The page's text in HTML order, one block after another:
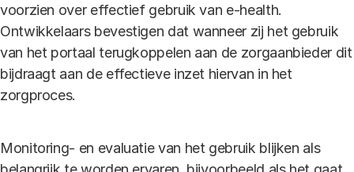
voorzien over effectief gebruik van e-health.
Ontwikkelaars bevestigen dat wanneer zij het gebruik
van het portaal terugkoppelen aan de zorgaanbieder dit
bijdraagt aan de effectieve inzet hiervan in het
zorgproces.
Monitoring- en evaluatie van het gebruik blijken als